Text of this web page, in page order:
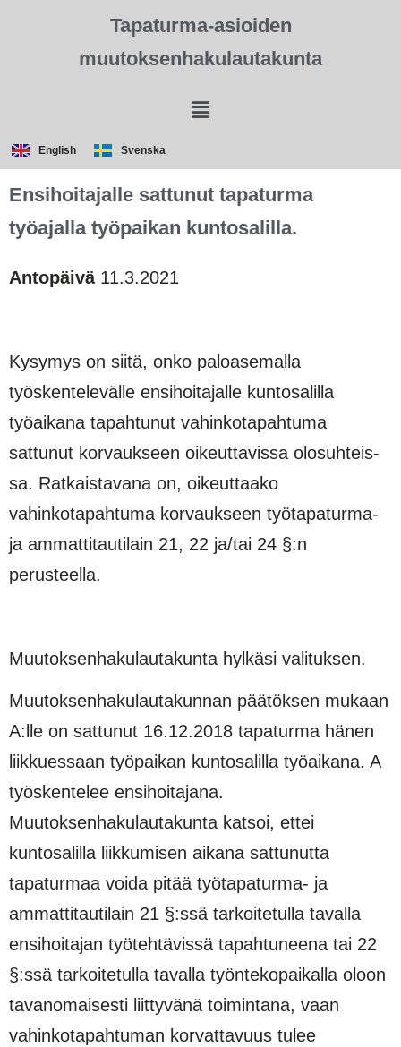
Tapaturma-asioiden
muutoksenhakulautakunta
English Svenska
Ensihoitajalle sattunut tapaturma
työajalla työpaikan kuntosalilla.
Antopäivä11.3.2021
Kysymys on siitä, onko paloasemalla
työskentelevälle ensihoitajalle kuntosalilla
työaikana tapahtunut vahinkotapahtuma
sattunut korvaukseen oikeuttavissa olosuhteis­
sa. Ratkaistavana on, oikeuttaako
vahinkotapahtuma korvaukseen työtapaturma-
ja ammattitautilain 21, 22 ja/tai 24 §:n
perusteella.
Muutoksenhakulautakunta hylkäsi valituksen.
Muutoksenhakulautakunnan päätöksen mukaan
A:lle on sattunut 16.12.2018 tapaturma hänen
liikku­essaan työpaikan kuntosalilla työaikana. A
työskentelee ensihoitajana.
Muutoksenhakulautakunta kat­soi, ettei
kuntosalilla liikkumisen aikana sattunutta
tapaturmaa voida pitää työtapaturma- ja
ammatti­tautilain 21 §:ssä tarkoitetulla tavalla
ensihoitajan työtehtävissä tapahtuneena tai 22
§:ssä tarkoitetulla tavalla työntekopaikalla oloon
tavanomaisesti liittyvänä toimintana, vaan
vahinkotapahtuman korvatta­vuus tulee